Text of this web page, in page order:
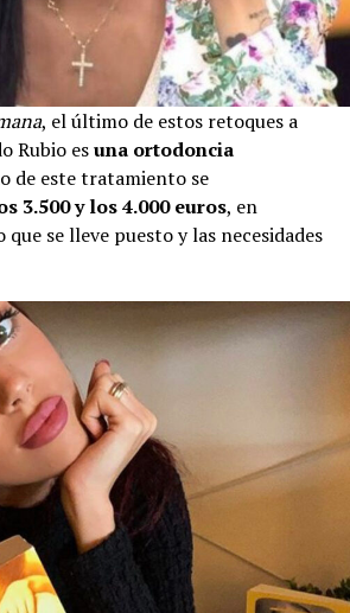
, el último de estos retoques a
Rubio esuna ortodoncia
de este tratamiento se
3.500 y los 4.000 euros, en
se lleve puesto y las necesidades